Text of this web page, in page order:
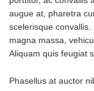
augue at, pharetra
scelerisque
magna massa,
Aliquam quis feugiat
Phasellus at auctor